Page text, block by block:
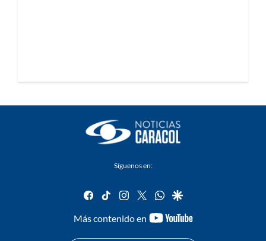
Síguenos en:
facebook
tiktok instagram
twitterwhatsapp
google
Más contenido en
youtube-